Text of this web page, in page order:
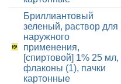
Бриллиантовый
зеленый, раствор для
наружного
применения,
[спиртовой] 1% 25 мл,
флаконы (1), пачки
картонные